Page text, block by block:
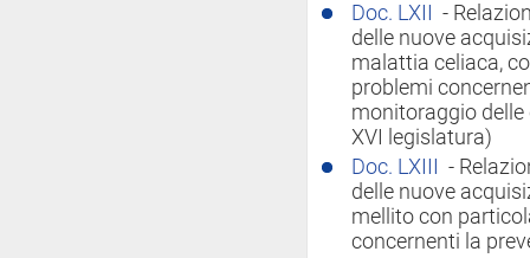
Doc. LXII
-
delle nuove
malattia celiaca,
problemi
monitoraggio
XVI legislatura)
Doc. LXIII
-
delle nuove
mellito con
concernenti la